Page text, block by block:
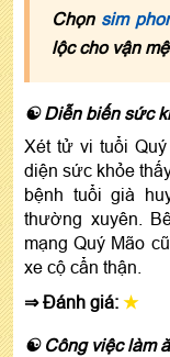
Chọn sim
lộc cho vận
☯ Diễn biến sức
Xét tử vi tuổi
diện sức khỏe
bệnh tuổi già
thường xuyên.
mạng Quý Mão
xe cộ cẩn thận.
⇒ Đánh giá: ★
☯ Công việc làm